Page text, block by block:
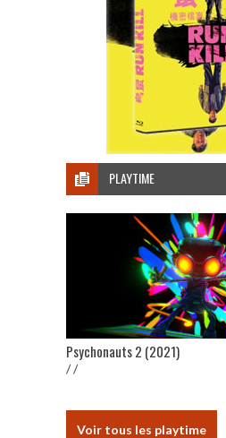
PLAYTIME
Psychonauts 2 (2021)
/ /
Voir tous les playtime